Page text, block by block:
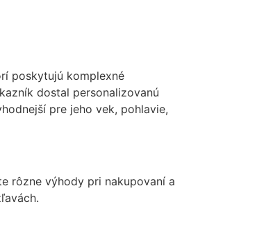
poskytujú komplexné
dostal personalizovanú
pre jeho vek, pohlavie,
rôzne výhody pri nakupovaní a